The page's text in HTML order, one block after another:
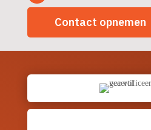
Contact opnemen